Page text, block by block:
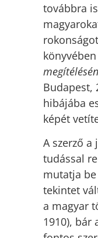
továbbra
Budapest,
hibájába
képét
A szerző
tudással
mutatja
tekintet
a magyar
1910), bár